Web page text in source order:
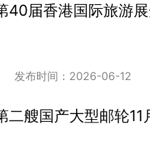
40届香港国际旅游
发布时间：2026-06-12
二艘国产大型邮轮